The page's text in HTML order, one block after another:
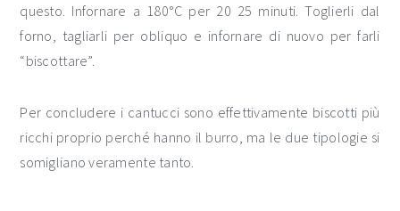
questo. Infornare a 180°C per 20 25 minuti. Toglierli dal
forno, tagliarli per obliquo e infornare di nuovo per farli
“biscottare”.
Per concludere i cantucci sono effettivamente biscotti più
ricchi proprio perché hanno il burro, ma le due tipologie si
somigliano veramente tanto.